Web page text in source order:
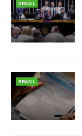
BRASIL
BRASIL